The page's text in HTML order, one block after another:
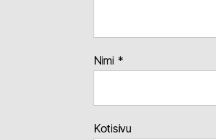
Nimi *
Kotisivu